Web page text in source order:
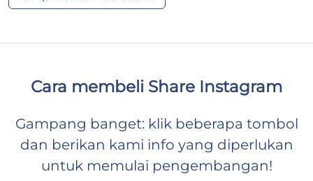
Cara membeli Share Instagram
Gampang banget: klik beberapa tombol
dan berikan kami info yang diperlukan
untuk memulai pengembangan!